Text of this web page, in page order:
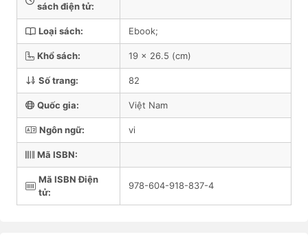
sách điện tử:
Loại sách: Ebook;
Khổ sách: 19 x 26.5 (cm)
Số trang: 82
Quốc gia: Việt Nam
Ngôn ngữ: vi
Mã ISBN:
Mã ISBN Điện
tử:
978-604-918-837-4